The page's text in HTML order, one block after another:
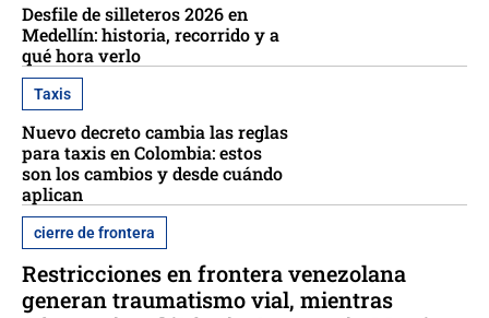
Desfile de silleteros 2026 en
Medellín: historia, recorrido y a
qué hora verlo
Taxis
Nuevo decreto cambia las reglas
para taxis en Colombia: estos
son los cambios y desde cuándo
aplican
cierre de frontera
Restricciones en frontera venezolana
generan traumatismo vial, mientras